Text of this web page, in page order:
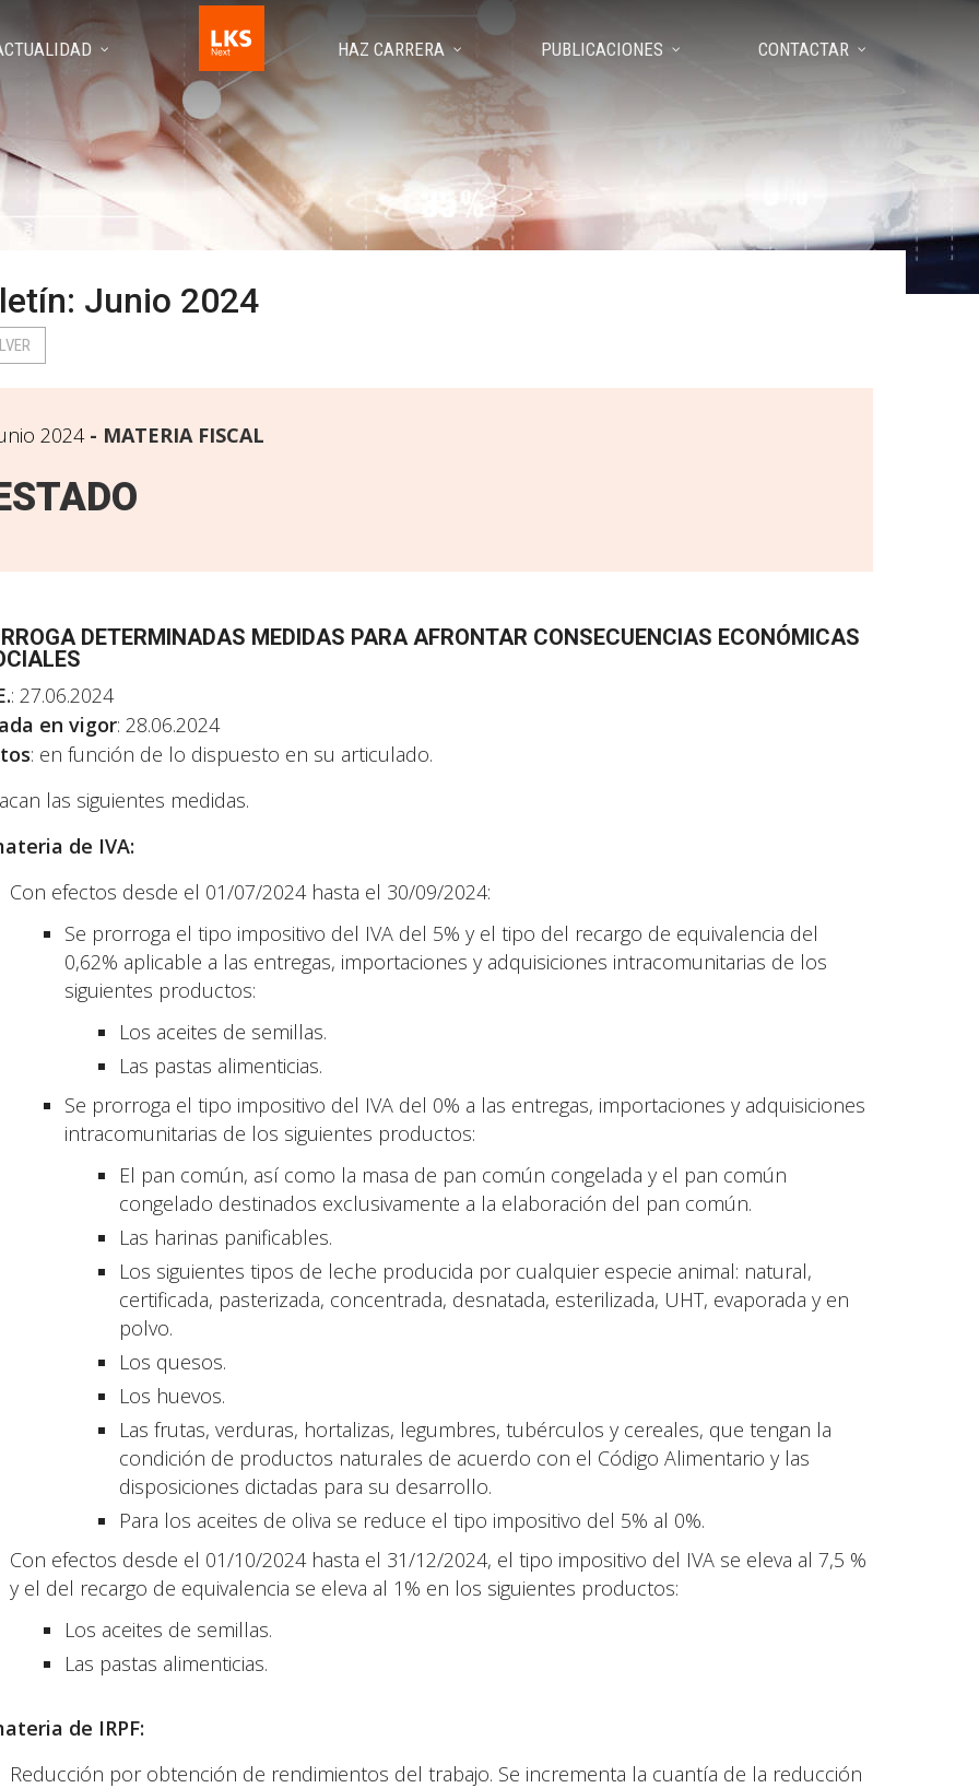
HAZ CARRERA PUBLICACIONES CONTACTAR
Junio 2024
2024 MATERIA FISCAL
DETERMINADAS MEDIDAS PARA AFRONTAR CONSECUENCIAS ECONÓMICAS
: 27.06.2024
en vigor: 28.06.2024
: en función de lo dispuesto en su articulado.
las siguientes medidas.
de IVA:
Con efectos desde el 01/07/2024 hasta el 30/09/2024:
Se prorroga el tipo impositivo del IVA del 5% y el tipo del recargo de equivalencia del
0,62% aplicable a las entregas, importaciones y adquisiciones intracomunitarias de los
siguientes productos:
Los aceites de semillas.
Las pastas alimenticias.
Se prorroga el tipo impositivo del IVA del 0% a las entregas, importaciones y adquisiciones
intracomunitarias de los siguientes productos:
El pan común, así como la masa de pan común congelada y el pan común
congelado destinados exclusivamente a la elaboración del pan común.
Las harinas panificables.
Los siguientes tipos de leche producida por cualquier especie animal: natural,
certificada, pasterizada, concentrada, desnatada, esterilizada, UHT, evaporada y en
polvo.
Los quesos.
Los huevos.
Las frutas, verduras, hortalizas, legumbres, tubérculos y cereales, que tengan la
condición de productos naturales de acuerdo con el Código Alimentario y las
disposiciones dictadas para su desarrollo.
Para los aceites de oliva se reduce el tipo impositivo del 5% al 0%.
Con efectos desde el 01/10/2024 hasta el 31/12/2024, el tipo impositivo del IVA se eleva al 7,5 %
y el del recargo de equivalencia se eleva al 1% en los siguientes productos:
Los aceites de semillas.
Las pastas alimenticias.
de IRPF:
Reducción por obtención de rendimientos del trabajo. Se incrementa la cuantía de la reducción